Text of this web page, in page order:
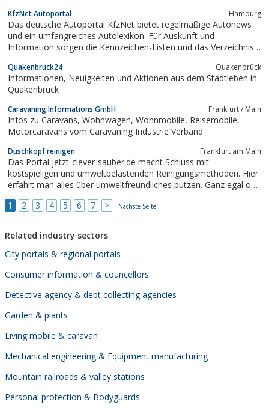
KfzNet Autoportal Hamburg
Das deutsche Autoportal KfzNet bietet regelmäßige Autonews
und ein umfangreiches Autolexikon. Für Auskunft und
Information sorgen die Kennzeichen-Listen und das Verzeichnis
lustige Autowitze und Memes, die für Unterhaltung sorgen. Seit
mehr als 18 Jahren gehört...
Quakenbrück24 Quakenbrück
Informationen, Neuigkeiten und Aktionen aus dem Stadtleben in
Quakenbrück
Caravaning Informations GmbH Frankfurt / Main
Infos zu Caravans, Wohnwagen, Wohnmobile, Reisemobile,
Motorcaravans vom Caravaning Industrie Verband
Duschkopf reinigen Frankfurt am Main
Das Portal jetzt-clever-sauber.de macht Schluss mit
kostspieligen und umweltbelastenden Reinigungsmethoden. Hier
erfährt man alles über umweltfreundliches putzen. Ganz egal ob
entfernen handelt.
1 2 3 4 5 6 7 > Nächste Seite
Related industry sectors
City portals & regional portals
Consumer information & councellors
Detective agency & debt collecting agencies
Garden & plants
Living mobile & caravan
Mechanical engineering & Equipment manufacturing
Mountain railroads & valley stations
Personal protection & Bodyguards